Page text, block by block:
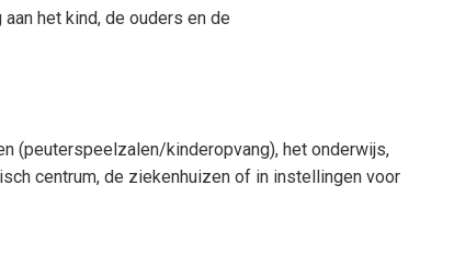
het kind, de ouders en de
(peuterspeelzalen/kinderopvang), het onderwijs,
centrum, de ziekenhuizen of in instellingen voor